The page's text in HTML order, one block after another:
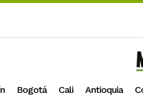
Bogotá Cali Antioquia